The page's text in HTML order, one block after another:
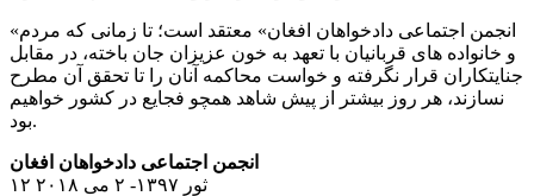
«انجمن اجتماعی دادخواهان افغان» معتقد است؛ تا زمانی که مردم
و خانواده های قربانیان با تعهد به خون عزیزان جان باخته، در مقابل
جنایتکاران قرار نگرفته و خواست محاکمه آنان را تا تحقق آن مطرح
نسازند، هر روز بیشتر از پیش شاهد همچو فجایع در کشور خواهیم
بود.
انجمن اجتماعی دادخواهان افغان
۱۲ ثور ۱۳۹۷- ۲ می ۲۰۱۸